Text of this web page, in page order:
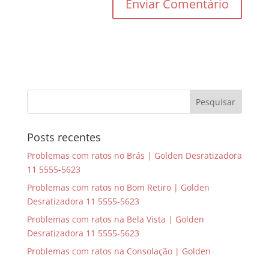
Posts recentes
Problemas com ratos no Brás | Golden Desratizadora
11 5555-5623
Problemas com ratos no Bom Retiro | Golden
Desratizadora 11 5555-5623
Problemas com ratos na Bela Vista | Golden
Desratizadora 11 5555-5623
Problemas com ratos na Consolação | Golden